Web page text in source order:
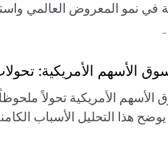
في نمو المعروض العالمي
المتوقع عودة صادرات دول
الجيوسياسي يمكن أن يؤدي
الاضطرابات، وسيناريوهات
الأسهم الأمريكية:
الأمريكية تحولاً
يوضح هذا التحليل الأسباب